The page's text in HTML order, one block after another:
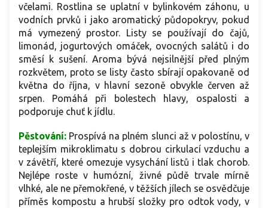
včelami. Rostlina se uplatní v bylinkovém záhonu, u
vodních prvků i jako aromatický půdopokryv, pokud
má vymezený prostor. Listy se používají do čajů,
limonád, jogurtových omáček, ovocných salátů i do
směsí k sušení. Aroma bývá nejsilnější před plným
rozkvětem, proto se listy často sbírají opakovaně od
května do října, v hlavní sezoně obvykle červen až
srpen. Pomáhá při bolestech hlavy, ospalosti a
podporuje chuť k jídlu.
Pěstování: Prospívá na plném slunci až v polostínu, v
teplejším mikroklimatu s dobrou cirkulací vzduchu a
v závětří, které omezuje vysychání listů i tlak chorob.
Nejlépe roste v humózní, živné půdě trvale mírně
vlhké, ale ne přemokřené, v těžších jílech se osvědčuje
příměs kompostu a hrubší složky pro odtok vody, v